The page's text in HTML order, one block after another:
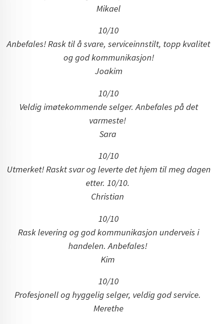
Mikael
10/10
Anbefales! Rask til å svare, serviceinnstilt, topp kvalitet
og god kommunikasjon!
Joakim
10/10
Veldig imøtekommende selger. Anbefales på det
varmeste!
Sara
10/10
Utmerket! Raskt svar og leverte det hjem til meg dagen
etter. 10/10.
Christian
10/10
Rask levering og god kommunikasjon underveis i
handelen. Anbefales!
Kim
10/10
Profesjonell og hyggelig selger, veldig god service.
Merethe